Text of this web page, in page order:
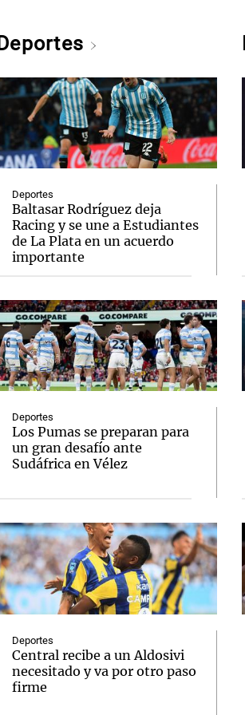
Deportes
Deportes
Baltasar Rodríguez deja
Racing y se une a Estudiantes
de La Plata en un acuerdo
importante
Deportes
Los Pumas se preparan para
un gran desafío ante
Sudáfrica en Vélez
Deportes
Central recibe a un Aldosivi
necesitado y va por otro paso
firme
Arequito Cadena 3 en Groenlandia